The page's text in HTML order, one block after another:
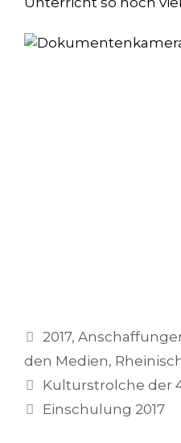
Schlagwörter
2017,
den Medien,
Kulturstrolche der
Einschulung 2017